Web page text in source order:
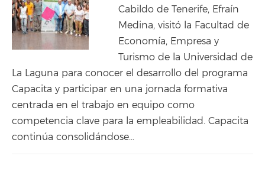
Cabildo de Tenerife, Efraín
Medina, visitó la Facultad de
Economía, Empresa y
Turismo de la Universidad de
La Laguna para conocer el desarrollo del programa
Capacita y participar en una jornada formativa
centrada en el trabajo en equipo como
competencia clave para la empleabilidad. Capacita
continúa consolidándose…